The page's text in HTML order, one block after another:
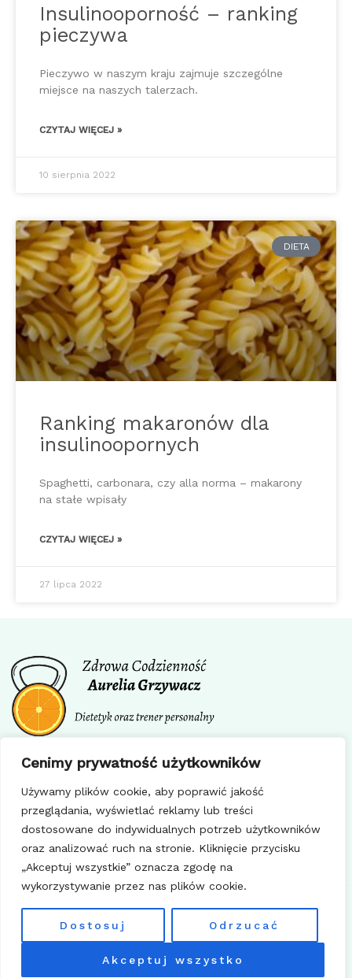
Cenimy prywatność użytkowników
Używamy plików cookie, aby poprawić jakość
przeglądania, wyświetlać reklamy lub treści
dostosowane do indywidualnych potrzeb użytkowników
oraz analizować ruch na stronie. Kliknięcie przycisku
„Akceptuj wszystkie” oznacza zgodę na
wykorzystywanie przez nas plików cookie.
Dostosuj Odrzucać
Akceptuj wszystko
Insulinooporność – ranking
pieczywa
Pieczywo w naszym kraju zajmuje szczególne
miejsce na naszych talerzach.
CZYTAJ WIĘCEJ »
10 sierpnia 2022
DIETA
Ranking makaronów dla
insulinoopornych
Spaghetti, carbonara, czy alla norma – makarony
na stałe wpisały
CZYTAJ WIĘCEJ »
27 lipca 2022
Facebook
Instagram
Regulamin
Polityka prywatności
Polityka cookie
Copyright © 2026 Zdrowa Codzienność | Wykonane przez
madraszewska.pl